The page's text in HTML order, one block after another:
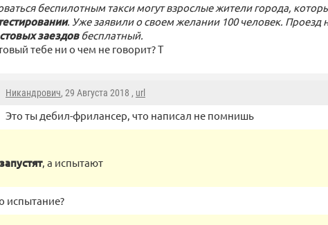
беспилотным такси могут взрослые жители города,
. Уже заявили о своем желании 100 человек. Проезд
заездовбесплатный.
тебе ни о чем не говорит? Т
Никандрович, 29 Августа 2018 , url
Это ты дебил-фрилансер, что написал не помнишь
, а испытают
испытание?